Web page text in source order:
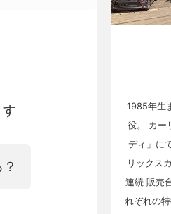
1985年生
役。 カー
ディ」に
リックス
連続 販売
れぞれの